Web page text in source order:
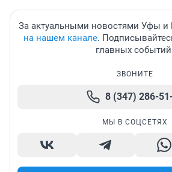
За актуальными новостями Уфы и
на нашем канале.
главных
ЗВОНИТЕ
8 (347) 286-
МЫ В СОЦСЕТЯХ